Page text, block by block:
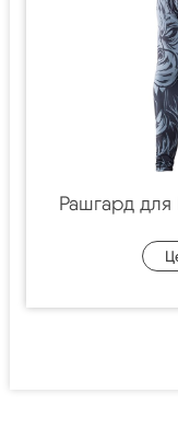
Рашгард для